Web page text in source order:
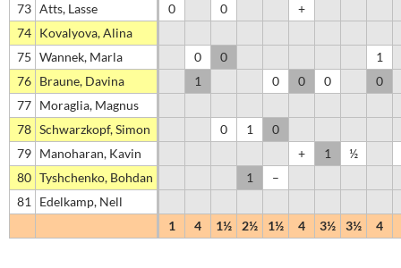
73 Atts, Lasse 0 0
+
74 Kovalyova, Alina
75 Wannek, Marla 0 0
1
76 Braune, Davina 1 0 0 0
0
77 Moraglia, Magnus
78 Schwarzkopf, Simon 0 1
0
79 Manoharan, Kavin + 1
½
80 Tyshchenko, Bohdan 1
–
81
Edelkamp, Nell
1
4 1½ 2½ 1½ 4 3½ 3½ 4